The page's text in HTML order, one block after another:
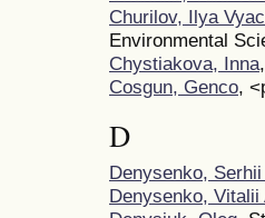
Churilov, Ilya
Environmental
Chystiakova, Inna
Cosgun, Genco,
D
Denysenko,
Denysenko,